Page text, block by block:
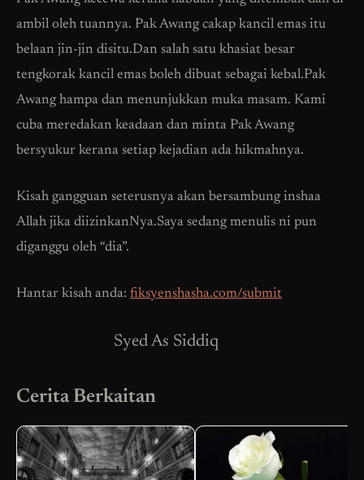
ambil oleh tuannya. Pak Awang cakap kancil emas itu
belaan jin-jin disitu.Dan salah satu khasiat besar
tengkorak kancil emas boleh dibuat sebagai kebal.Pak
Awang hampa dan menunjukkan muka masam. Kami
cuba meredakan keadaan dan minta Pak Awang
bersyukur kerana setiap kejadian ada hikmahnya.
Kisah gangguan seterusnya akan bersambung inshaa
Allah jika diizinkanNya.Saya sedang menulis ni pun
diganggu oleh “dia”.
Hantar kisah anda: fiksyenshasha.com/submit
Syed As Siddiq
Cerita Berkaitan